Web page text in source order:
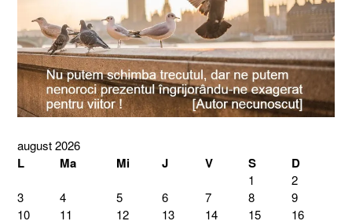
august 2026
L Ma Mi J V S D
1
2
3
4 5 6 7 8
9
10
11 12 13 14 15
16